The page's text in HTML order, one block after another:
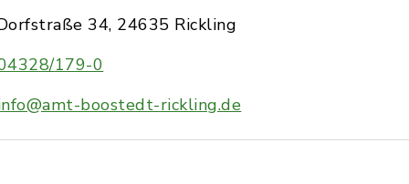
34, 24635 Rickling
179-0
boostedt-rickling.de